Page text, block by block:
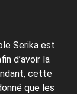
Serika est
d’avoir la
cette
que les